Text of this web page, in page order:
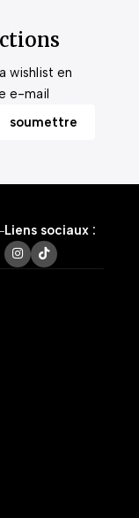
wishlist en
e-mail
Liens sociaux :